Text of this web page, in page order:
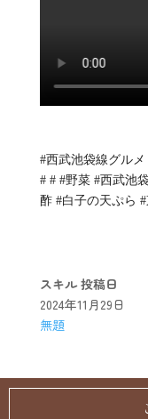
#西武池袋線グル
# # #野菜 #西武池
酢 #白子の天ぷら
スキル 投稿日
2024年11月29日
無題